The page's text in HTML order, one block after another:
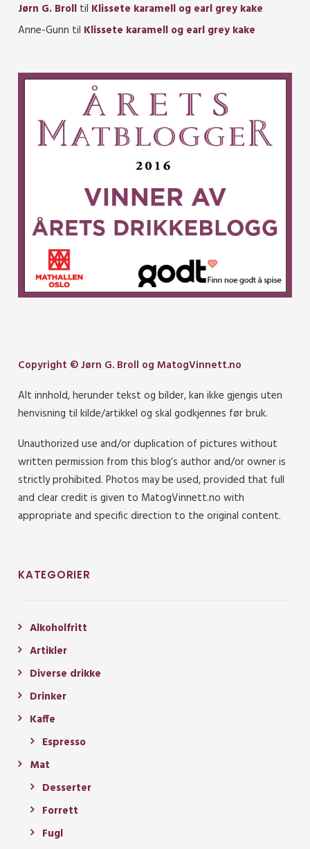
Jørn G. Broll til Klissete karamell og earl grey kake
Anne-Gunn til Klissete karamell og earl grey kake
Copyright © Jørn G. Broll og MatogVinnett.no
Alt innhold, herunder tekst og bilder, kan ikke gjengis uten
henvisning til kilde/artikkel og skal godkjennes før bruk.
Unauthorized use and/or duplication of pictures without
written permission from this blog’s author and/or owner is
strictly prohibited. Photos may be used, provided that full
and clear credit is given to MatogVinnett.no with
appropriate and specific direction to the original content.
KATEGORIER
Alkoholfritt
Artikler
Diverse drikke
Drinker
Kaffe
Espresso
Mat
Desserter
Forrett
Fugl